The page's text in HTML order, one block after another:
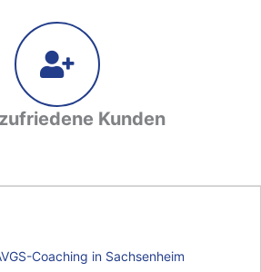
Kunden
Coaching in Sachsenheim